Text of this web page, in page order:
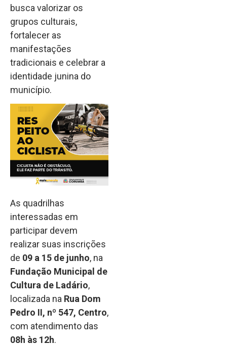
busca valorizar os
grupos culturais,
fortalecer as
manifestações
tradicionais e celebrar a
identidade junina do
município.
As quadrilhas
interessadas em
participar devem
realizar suas inscrições
de 09 a 15 de junho, na
Fundação Municipal de
Cultura de Ladário,
localizada na Rua Dom
Pedro II, nº 547, Centro,
com atendimento das
08h às 12h.